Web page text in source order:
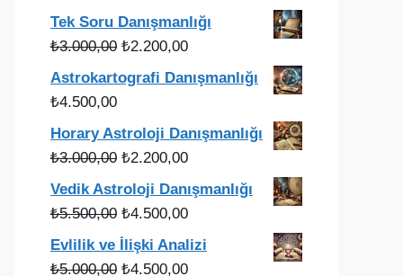
fiyat:
₺6.000,00.
andaki
fiyat:
Tek Soru Danışmanlığı
₺3.000,00 Orijinal
fiyat:
₺2.200,00Şu
Astrokartografi Danışmanlığı
₺4.500,00
Horary Astroloji Danışmanlığı
₺3.000,00 Orijinal
fiyat:
₺3.000,00.
₺2.200,00Şu
fiyat:
Vedik Astroloji Danışmanlığı
₺5.500,00 Orijinal
fiyat:
₺5.500,00.
₺4.500,00Şu
andaki
fiyat:
Evlilik ve İlişki Analizi
₺5.000,00 Orijinal
₺4.500,00Şu